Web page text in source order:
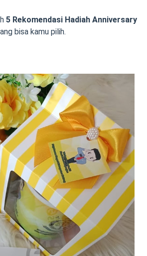
5 Rekomendasi Hadiah Anniversary
bisa kamu pilih.